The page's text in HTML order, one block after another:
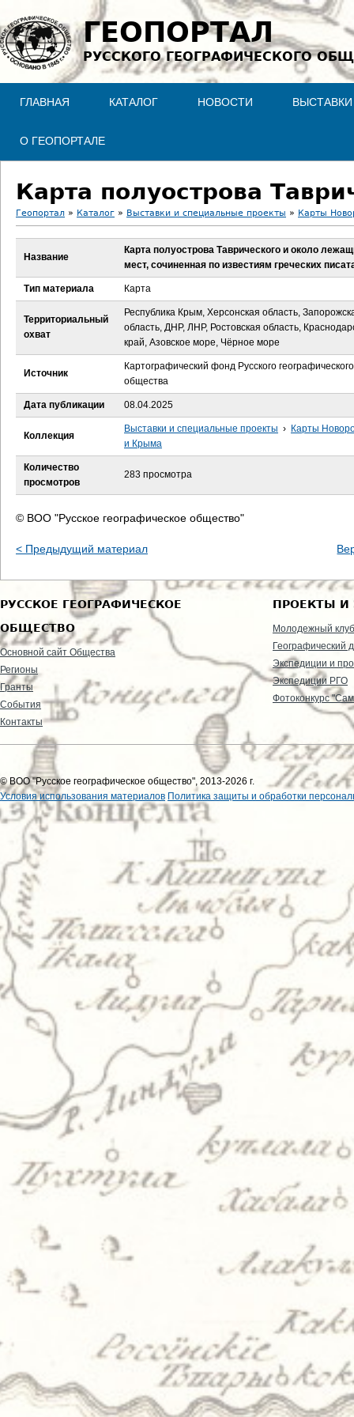
Jump to navigation
ГЕОПОРТАЛ
РУССКОГО ГЕОГРАФИЧЕСКОГО
ГЛАВНАЯ КАТАЛОГ НОВОСТИ ВЫСТАВКИ
О ГЕОПОРТАЛЕ
В
з
д
с
Геопортал » Каталог » Выставки и специальные проекты » Карты
Название
Карта полуострова Таврического и около
мест, сочиненная по известиям греческих
Тип материала Карта
Территориальный
охват
Республика Крым, Херсонская область,
область, ДНР, ЛНР, Ростовская область,
край, Азовское море, Чёрное море
Источник
Картографический фонд Русского географического
общества
Дата публикации 08.04.2025
Коллекция
Выставки и специальные проекты › Карты
и Крыма
Количество
просмотров
283 просмотра
© ВОО "Русское географическое общество"
< Предыдущий материал
РУССКОЕ ГЕОГРАФИЧЕСКОЕ
ОБЩЕСТВО
Основной сайт Общества
Регионы
Гранты
События
Контакты
ПРОЕКТЫ И
Молодежный клуб
Географический
Экспедиции и
Экспедиции РГО
Фотоконкурс
© ВОО "Русское географическое общество", 2013-2026 г.
Условия использования материалов Политика защиты и обработки